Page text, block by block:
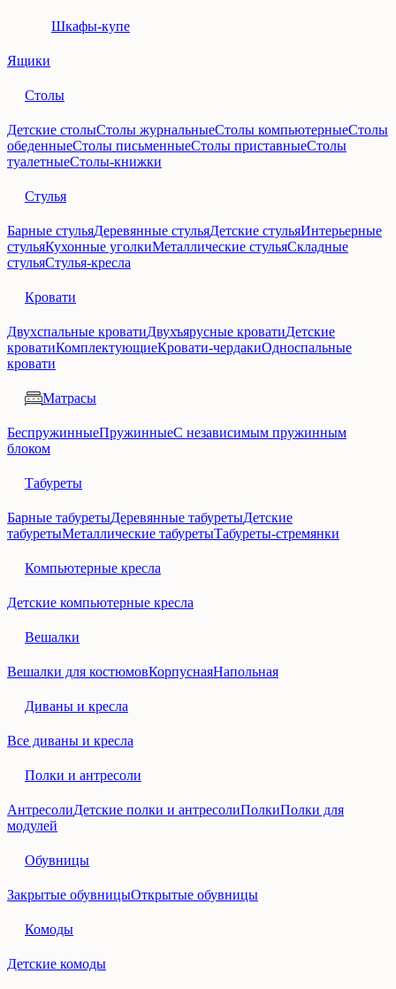
Шкафы-купе
Ящики
Столы
Детские столыСтолы журнальныеСтолы компьютерныеСтолы
обеденныеСтолы письменныеСтолы приставныеСтолы
туалетныеСтолы-книжки
Стулья
Барные стульяДеревянные стульяДетские стульяИнтерьерные
стульяКухонные уголкиМеталлические стульяСкладные
стульяСтулья-кресла
Кровати
Двухспальные кроватиДвухъярусные кроватиДетские
кроватиКомплектующиеКровати-чердакиОдноспальные
кровати
Матрасы
БеспружинныеПружинныеС независимым пружинным
блоком
Табуреты
Барные табуретыДеревянные табуретыДетские
табуретыМеталлические табуретыТабуреты-стремянки
Компьютерные кресла
Детские компьютерные кресла
Вешалки
Вешалки для костюмовКорпуснаяНапольная
Диваны и кресла
Все диваны и кресла
Полки и антресоли
АнтресолиДетские полки и антресолиПолкиПолки для
модулей
Обувницы
Закрытые обувницыОткрытые обувницы
Комоды
Детские комоды